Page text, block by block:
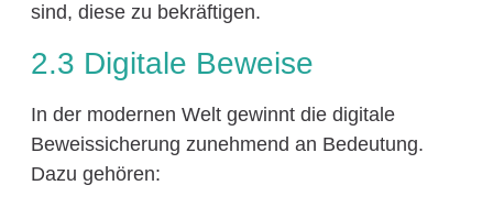
sind, diese zu bekräftigen.
2.3 Digitale Beweise
In der modernen Welt gewinnt die digitale
Beweissicherung zunehmend an Bedeutung.
Dazu gehören: